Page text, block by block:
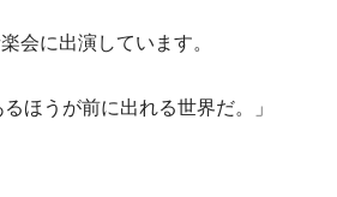
会に出演しています。
ほうが前に出れる世界だ。」